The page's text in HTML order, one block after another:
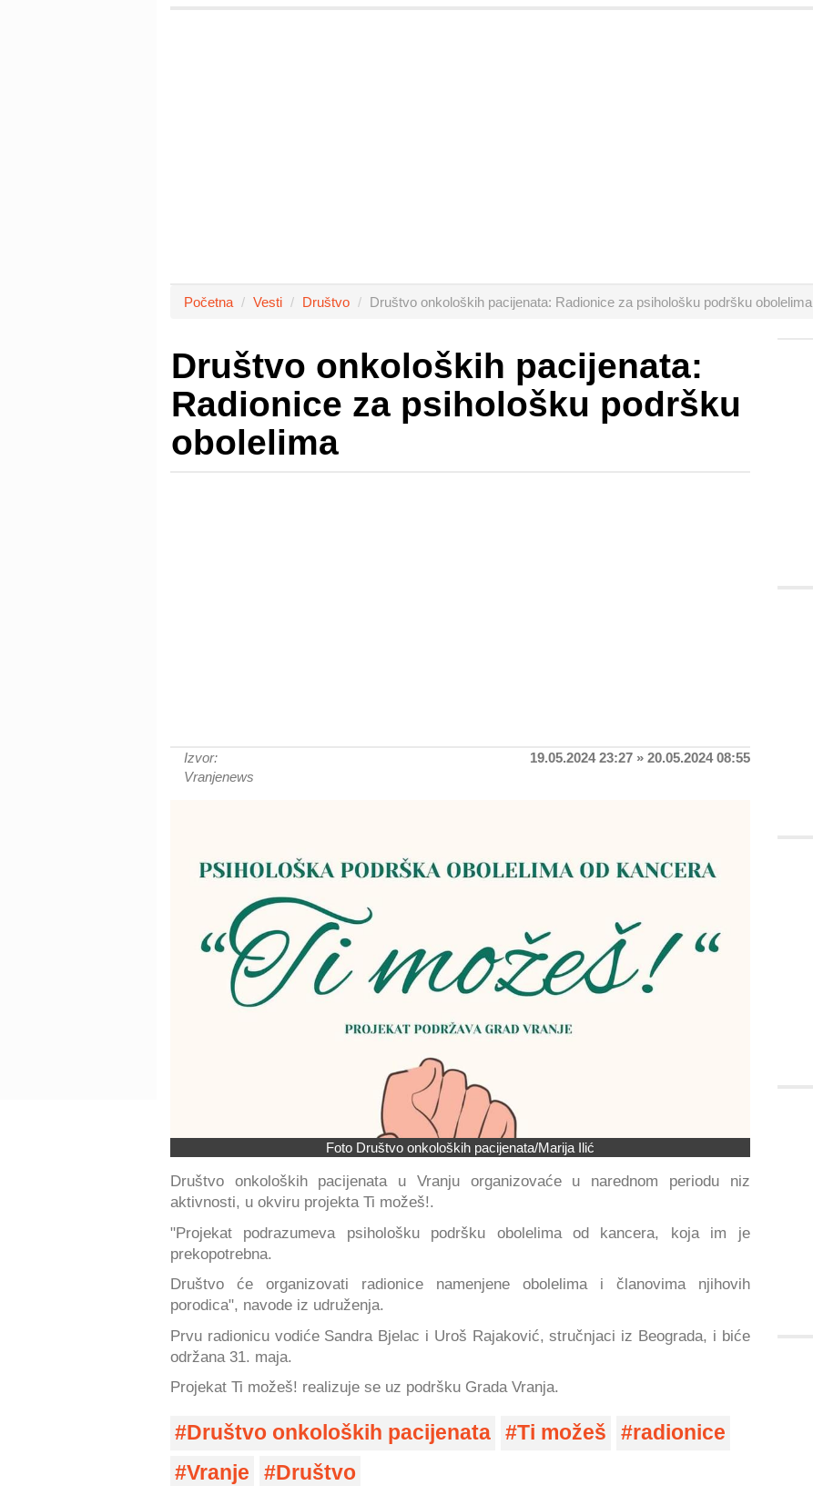
Početna Vesti Društvo Društvo onkoloških pacijenata: Radionice za psihološku podršku obolelima
Društvo onkoloških pacijenata:
Radionice za psihološku podršku
obolelima
Izvor:
Vranjenews
19.05.2024 23:27 » 20.05.2024 08:55
Foto Društvo onkoloških pacijenata/Marija Ilić
Društvo onkoloških pacijenata u Vranju organizovaće u narednom periodu niz
aktivnosti, u okviru projekta Ti možeš!.
"Projekat podrazumeva psihološku podršku obolelima od kancera, koja im je
prekopotrebna.
Društvo će organizovati radionice namenjene obolelima i članovima njihovih
porodica", navode iz udruženja.
Prvu radionicu vodiće Sandra Bjelac i Uroš Rajaković, stručnjaci iz Beograda, i biće
održana 31. maja.
Projekat Ti možeš! realizuje se uz podršku Grada Vranja.
Društvo onkoloških pacijenata Ti možeš
radionice
Vranje
Društvo